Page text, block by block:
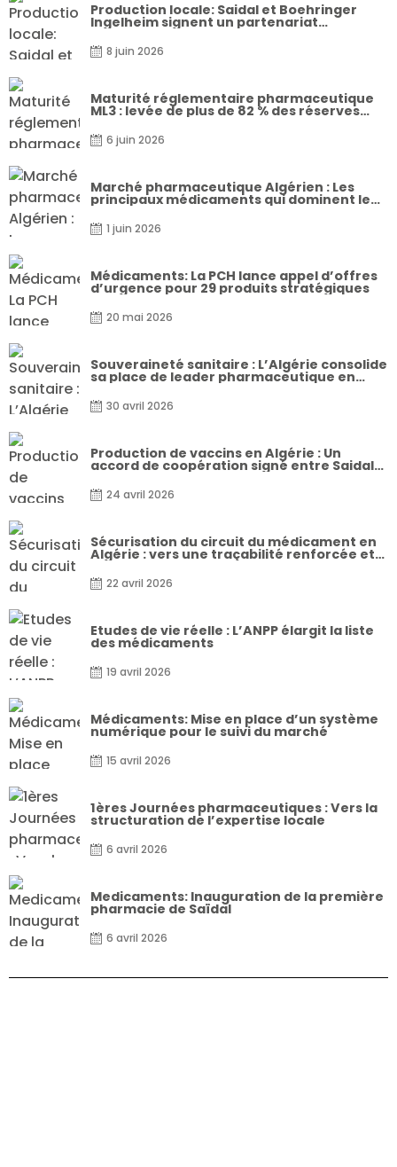
Production locale: Saidal et Boehringer
Ingelheim signent un partenariat
8 juin 2026
Maturité réglementaire pharmaceutique
ML3 : levée de plus de 82 % des réserves
6 juin 2026
Marché pharmaceutique Algérien : Les
principaux médicaments qui dominent le
1 juin 2026
Médicaments: La PCH lance appel d’offres
d’urgence pour 29 produits stratégiques
20 mai 2026
Souveraineté sanitaire : L’Algérie consolide
sa place de leader pharmaceutique en
30 avril 2026
Production de vaccins en Algérie : Un
accord de coopération signé entre Saidal
24 avril 2026
Sécurisation du circuit du médicament en
Algérie : vers une traçabilité renforcée et
22 avril 2026
Etudes de vie réelle : L’ANPP élargit la liste
des médicaments
19 avril 2026
Médicaments: Mise en place d’un système
numérique pour le suivi du marché
15 avril 2026
1ères Journées pharmaceutiques : Vers la
structuration de l’expertise locale
6 avril 2026
Medicaments: Inauguration de la première
pharmacie de Saïdal
6 avril 2026